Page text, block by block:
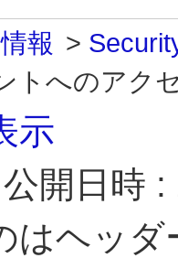
報 >
トへのアク
示
公開日時
はヘッ